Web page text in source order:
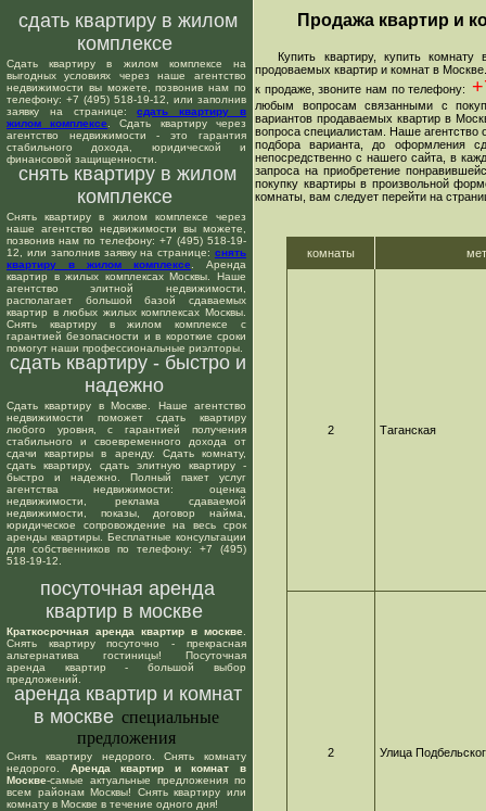
сдать квартиру в жилом
комплексе
Сдать квартиру в жилом комплексе на
выгодных условиях через наше агентство
недвижимости вы можете, позвонив нам по
телефону: +7 (495) 518-19-12, или заполнив
заявку на странице:сдать квартиру в
жилом комплексе . Сдать квартиру через
агентство недвижимости - это гарантия
стабильного дохода, юридической и
финансовой защищенности.
снять квартиру в жилом
комплексе
Снять квартиру в жилом комплексе через
наше агентство недвижимости вы можете,
позвонив нам по телефону: +7 (495) 518-19-
12, или заполнив заявку на странице: снять
квартиру в жилом комплексе . Аренда
квартир в жилых комплексах Москвы. Наше
агентство элитной недвижимости,
располагает большой базой сдаваемых
квартир в любых жилых комплексах Москвы.
Снять квартиру в жилом комплексе с
гарантией безопасности и в короткие сроки
помогут наши профессиональные риэлторы.
сдать квартиру - быстро и
надежно
Сдать квартиру в Москве. Наше агентство
недвижимости поможет сдать квартиру
любого уровня, с гарантией получения
стабильного и своевременного дохода от
сдачи квартиры в аренду. Сдать комнату,
сдать квартиру, сдать элитную квартиру -
быстро и надежно. Полный пакет услуг
агентства недвижимости: оценка
недвижимости, реклама сдаваемой
недвижимости, показы, договор найма,
юридическое сопровождение на весь срок
аренды квартиры. Бесплатные консультации
для собственников по телефону: +7 (495)
518-19-12.
посуточная аренда
квартир в москве
Краткосрочная аренда квартир в москве
Снять квартиру посуточно - прекрасная
альтернатива гостиницы! Посуточная
аренда квартир - большой выбор
предложений.
аренда квартир и комнат
в москве специальные
предложения
Снять квартиру недорого. Снять комнату
недорого. Аренда квартир и комнат в
Москве-самые актуальные предложения по
всем районам Москвы! Снять квартиру или
комнату в Москве в течение одного дня!
Продажа квартир и
Купить квартиру, купить комнату
продоваемых квартир и комнат в
к продаже, звоните нам по телефону:
любым вопросам связанными с
вариантов продаваемых квартир в
вопроса специалистам. Наше агентство
подбора варианта, до оформления
непосредственно с нашего сайта, в
запроса на приобретение
покупку квартиры в произвольной
комнаты, вам следует перейти на
комнаты
2 Таганская
2 Улица